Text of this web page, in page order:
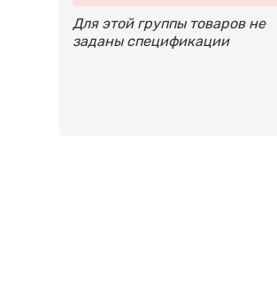
Для этой группы товаров не
заданы спецификации